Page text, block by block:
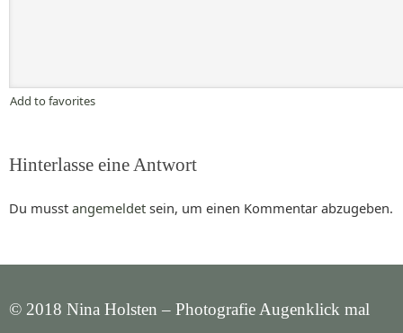
Add to favorites
Hinterlasse eine Antwort
Du musst angemeldet sein, um einen Kommentar abzugeben.
© 2018 Nina Holsten – Photografie Augenklick mal